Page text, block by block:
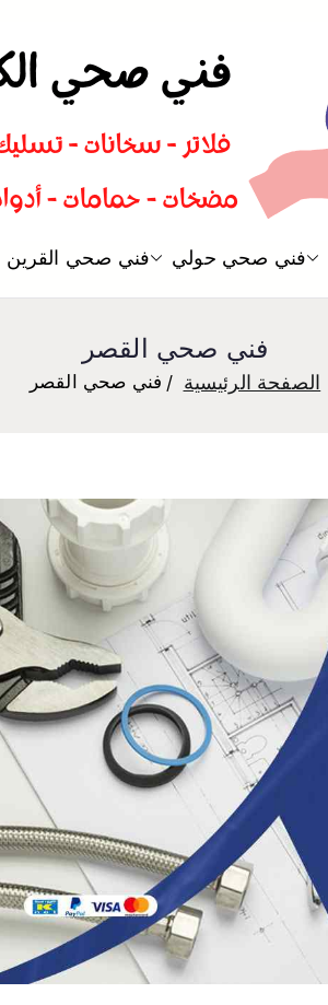
سباك صحي تسليكفني صحي حولي فني صحي القرين
فني صحي القصر
الصفحة الرئيسية فني صحي القصر